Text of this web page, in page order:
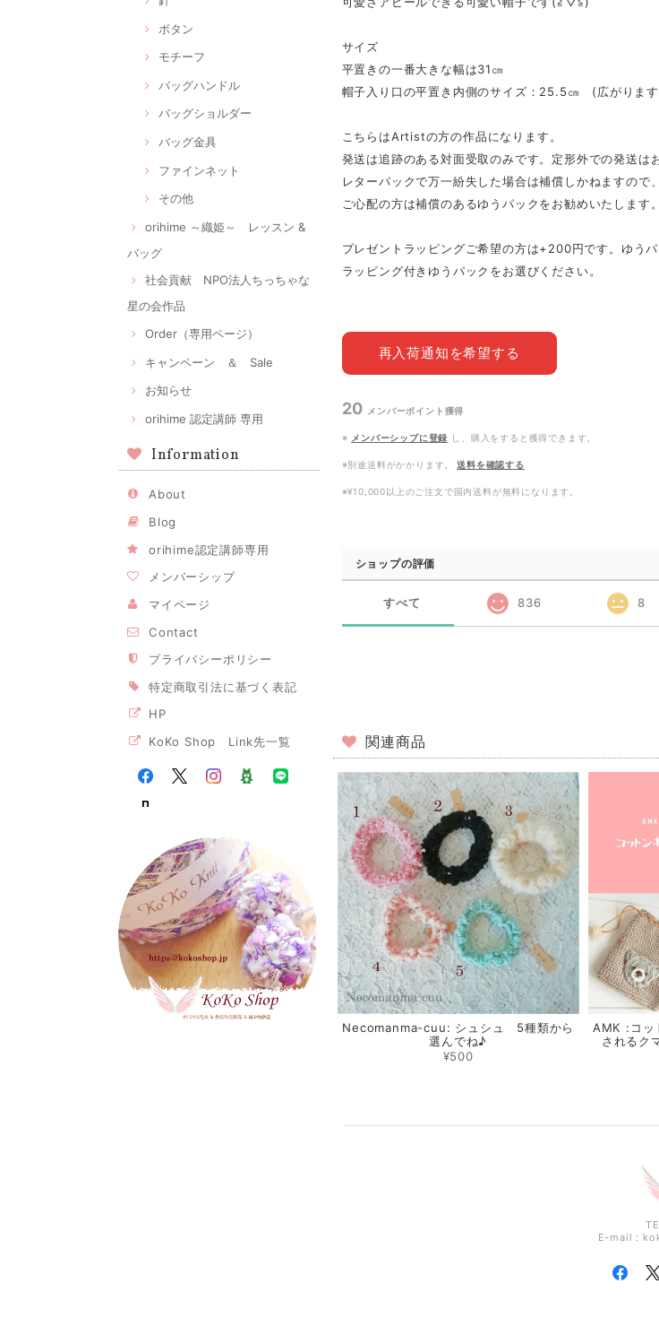
ボタン
モチーフ
バッグハンドル
バッグショルダー
バッグ金具
ファインネット
その他
orihime ～織姫～ レッスン &
バッグ
社会貢献 NPO法人ちっちゃな
星の会作品
Order（専用ページ）
キャンペーン ＆ Sale
お知らせ
orihime 認定講師 専用
Information
About
Blog
orihime認定講師専用
メンバーシップ
マイページ
Contact
プライバシーポリシー
特定商取引法に基づく表記
HP
KoKo Shop Link先一覧
サイズ
平置きの一番大きな幅は31㎝
帽子入り口の平置き内側のサイズ：25.5㎝ (広がります
こちらはArtistの方の作品になります。
発送は追跡のある対面受取のみです。定形外での発送は
レターパックで万一紛失した場合は補償しかねますので
ご心配の方は補償のあるゆうパックをお勧めいたします。
プレゼントラッピングご希望の方は+200円です。ゆうパ
ラッピング付きゆうパックをお選びください。
再入荷通知を希望する
20 メンバーポイント 獲得
※ メンバーシップに登録 し、購入をすると獲得できます。
※別途送料がかかります。 送料を確認する
※¥10,000以上のご注文で国内送料が無料になります。
ショップの評価
すべて 836 8
関連商品
Necomanma-cuu: シュシュ 5種類から
選んでね♪
¥500
AMK :コッ
されるク
E-mail：